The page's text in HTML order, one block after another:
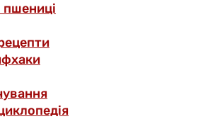
пшениці